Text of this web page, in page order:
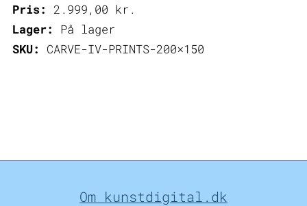
Pris:
2.999,00 kr.
Lager:
På lager
SKU:
CARVE-IV-PRINTS-200×150
Om kunstdigital.dk